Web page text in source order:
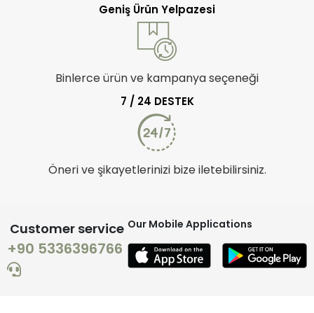
Geniş Ürün Yelpazesi
Binlerce ürün ve kampanya seçeneği
7 / 24 DESTEK
Öneri ve şikayetlerinizi bize iletebilirsiniz.
Customer service
+90 5336396766
Our Mobile Applications